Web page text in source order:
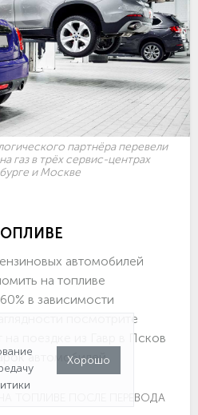
партнёра перевели
газ в трёх сервис-центрах
и Москве
автомобилей
на топливе
в зависимости
посмотрите
поездке из Гавр в Псков
автомобилей.
ТОПЛИВЕ ПОСЛЕ ПЕРЕВОДА НА
Хорошо